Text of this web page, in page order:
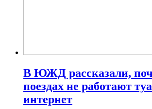
В ЮЖД рассказали,
поездах не работают
интернет